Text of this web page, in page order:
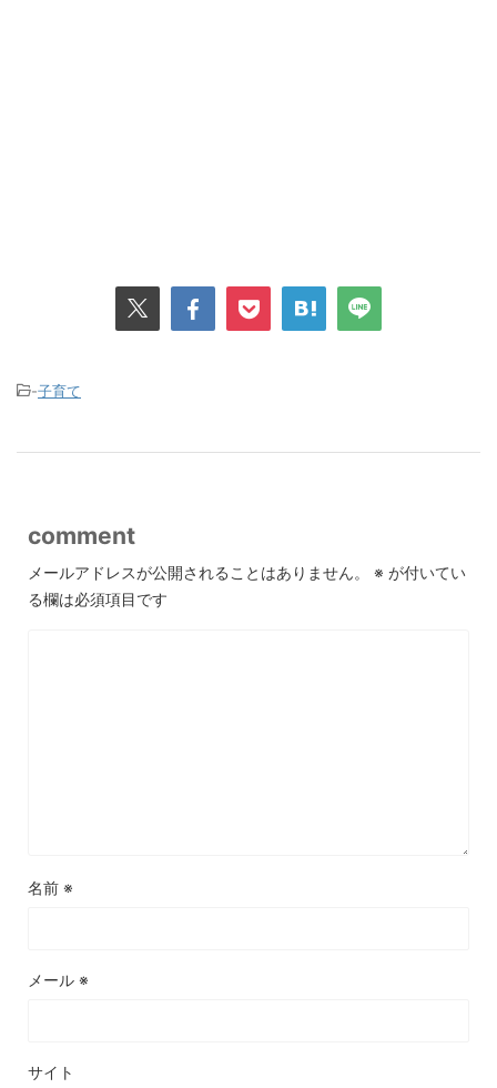
-子育て
comment
メールアドレスが公開されることはありません。 ※ が付いてい
る欄は必須項目です
名前 ※
メール ※
サイト